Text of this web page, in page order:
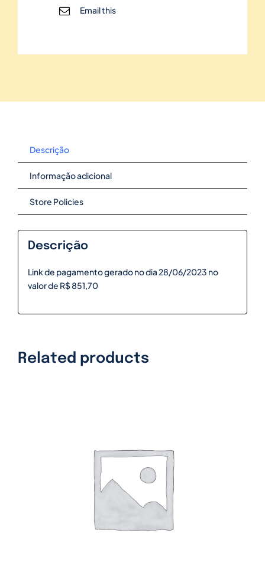
Email this
Descrição
Informação adicional
Store Policies
Descrição
Link de pagamento gerado no dia 28/06/2023 no
valor de R$ 851,70
Related products